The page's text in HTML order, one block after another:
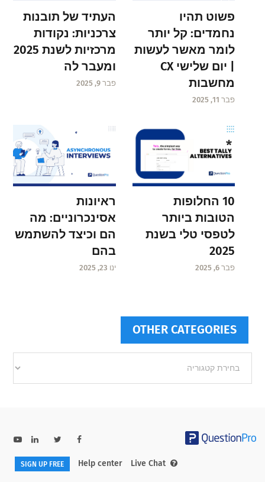
פשוט תהיו
נחמדים: קל יותר
לומר מאשר לעשות
| יום שלישי CX
מחשבות
פבר 11, 2025
העתיד של תובנות
צרכניות: נקודות
מרכזיות לשנת 2025
ומעבר לה
פבר 9, 2025
10 החלופות
הטובות ביותר
לטפסי טלי בשנת
2025
פבר 6, 2025
ראיונות
אסינכרוניים: מה
הם וכיצד להשתמש
בהם
ינו 23, 2025
OTHER CATEGORIES
categories
Help center Live Chat
SIGN UP FREE